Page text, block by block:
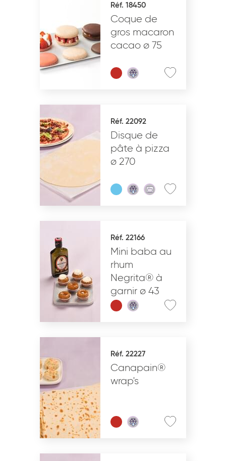
VALIDER
Réf. 18450
Coque de
gros macaron
cacao ø 75
Réf. 22092
Disque de
pâte à pizza
ø 270
Réf. 22166
Mini baba au
rhum
Negrita® à
garnir ø 43
Réf. 22227
Canapain®
wrap's